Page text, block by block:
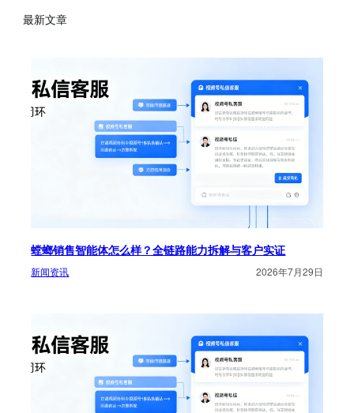
最新文章
螳螂销售智能体怎么样？全链路能力拆解与客户实证
新闻资讯 2026年7月29日